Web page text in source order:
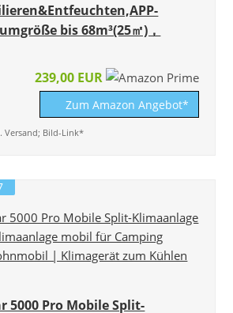
bis 68m³(25㎡)，
239,00 EUR
Zum Amazon Angebot*
Versand; Bild-Link*
5000 Pro Mobile Split-